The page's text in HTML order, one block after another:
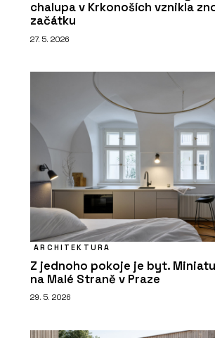
chalupa v Krkonoších vznikla
začátku
27. 5. 2026
ARCHITEKTURA
Z jednoho pokoje je byt.
na Malé Straně v Praze
29. 5. 2026